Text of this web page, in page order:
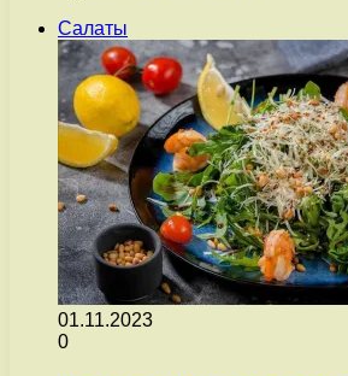
Салаты
01.11.2023
0